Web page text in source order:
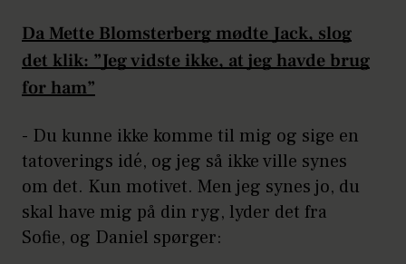
Da Mette Blomsterberg mødte Jack, slog
det klik: ”Jeg vidste ikke, at jeg havde brug
for ham”
- Du kunne ikke komme til mig og sige en
tatoverings idé, og jeg så ikke ville synes
om det. Kun motivet. Men jeg synes jo, du
skal have mig på din ryg, lyder det fra
Sofie, og Daniel spørger: